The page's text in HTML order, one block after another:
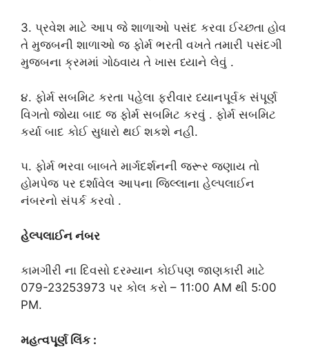
3. પ્રવેશ માટે આપ જે શાળાઓ પસંદ કરવા ઈચ્છતા હોવ
તે મુજબની શાળાઓ જ ફોર્મ ભરતી વખતે તમારી પસંદગી
મુજબના ક્રમમાં ગોઠવાય તે ખાસ ધ્યાને લેવું .
૪. ફોર્મ સબમિટ કરતા પહેલા ફરીવાર ધ્યાનપૂર્વક સંપૂર્ણ
વિગતો જોયા બાદ જ ફોર્મ સબમિટ કરવું . ફોર્મ સબમિટ
કર્યા બાદ કોઈ સુધારો થઈ શકશે નહી.
૫. ફોર્મ ભરવા બાબતે માર્ગદર્શનની જરૂર જણાય તો
હોમપેજ પર દર્શાવેલ આપના જિલ્લાના હેલ્પલાઈન
નંબરનો સંપર્ક કરવો .
હેલ્પલાઈન નંબર
કામગીરી ના દિવસો દરમ્યાન કોઈપણ જાણકારી માટે
079-23253973 પર કોલ કરો – 11:00 AM થી 5:00
PM.
મહત્વપૂર્ણ લિંક :